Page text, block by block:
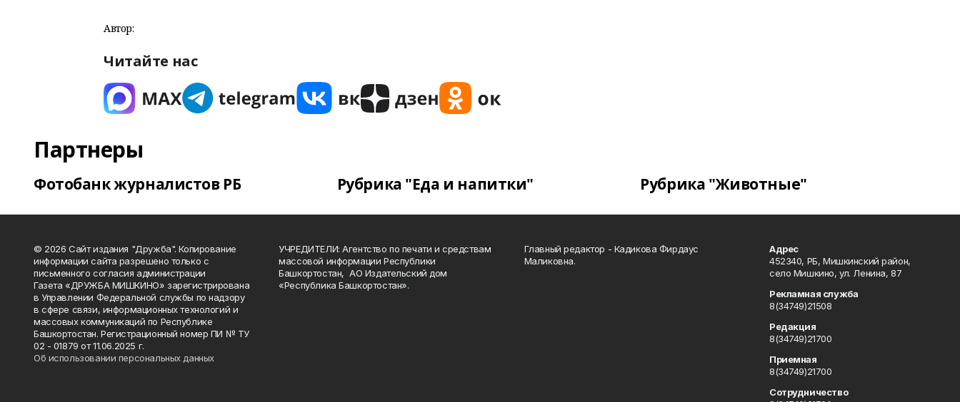
Автор:
Читайте нас
Партнеры
Фотобанк журналистов РБ Рубрика "Еда и напитки" Рубрика "Животные"
© 2026 Сайт издания "Дружба". Копирование
информации сайта разрешено только с
письменного согласия администрации
Газета «ДРУЖБА МИШКИНО» зарегистрирована
в Управлении Федеральной службы по надзору
в сфере связи, информационных технологий и
массовых коммуникаций по Республике
Башкортостан. Регистрационный номер ПИ № ТУ
02 - 01879 от 11.06.2025 г.
Об использовании персональных данных
УЧРЕДИТЕЛИ: Агентство по печати и средствам
массовой информации Республики
Башкортостан, АО Издательский дом
«Республика Башкортостан».
Главный редактор - Кадикова Фирдаус
Маликовна.
Адрес
452340, РБ, Мишкинский район,
село Мишкино, ул. Ленина, 87
Рекламная служба
8(34749)21508
Редакция
8(34749)21700
Приемная
8(34749)21700
Сотрудничество